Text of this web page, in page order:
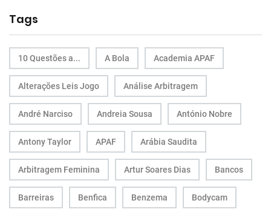
Tags
10 Questões a... A Bola Academia APAF
Alterações Leis Jogo Análise Arbitragem
André Narciso Andreia Sousa António Nobre
Antony Taylor APAF Arábia Saudita
Arbitragem Feminina Artur Soares Dias Bancos
Barreiras Benfica Benzema Bodycam